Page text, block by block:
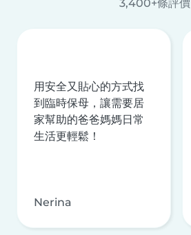
3,400+條評價
用安全又貼心的方式找
到臨時保母，讓需要居
家幫助的爸爸媽媽日常
生活更輕鬆！
Nerina